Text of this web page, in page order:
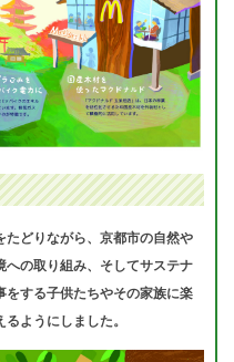
どりながら、京都市の自然や
への取り組み、そしてサステナ
をする子供たちやその家族に楽
ようにしました。